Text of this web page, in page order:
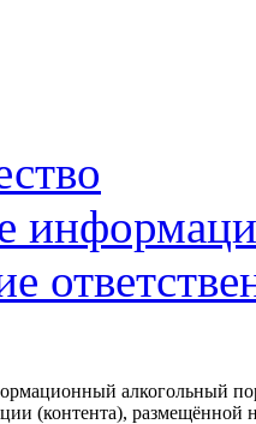
алкогольный
(контента), размещённой